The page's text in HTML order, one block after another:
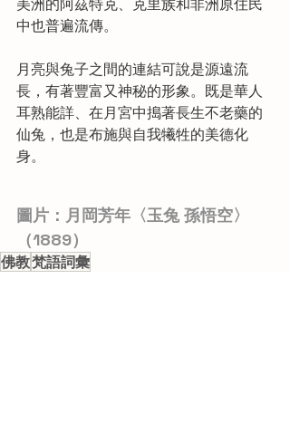
中也普遍流傳。
月亮與兔子之間的連結可說是源遠流
長，有著豐富又神秘的形象。既是華人
耳熟能詳、在月宮中搗著長生不老藥的
仙兔，也是布施與自我犧牲的美德化
身。
‎‎‎‎‎‎‎‎ㅤ圖片：月岡芳年〈玉兔 孫悟空〉
（1889）
佛教梵語詞彙